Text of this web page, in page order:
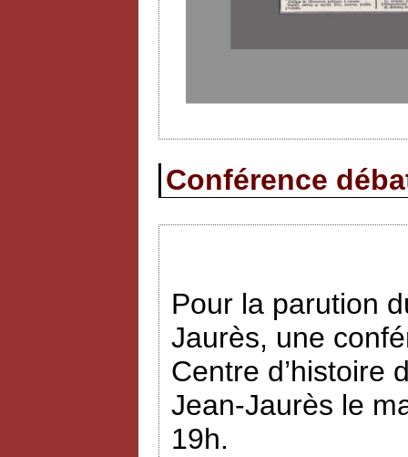
Conférence
Pour la parution
Jaurès, une
Centre d’histoire
Jean-Jaurès le
19h.